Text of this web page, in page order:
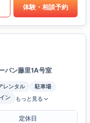
体験・相談予約
バン藤里1A号室
レンタル
駐車場
ン もっと見る
定休日